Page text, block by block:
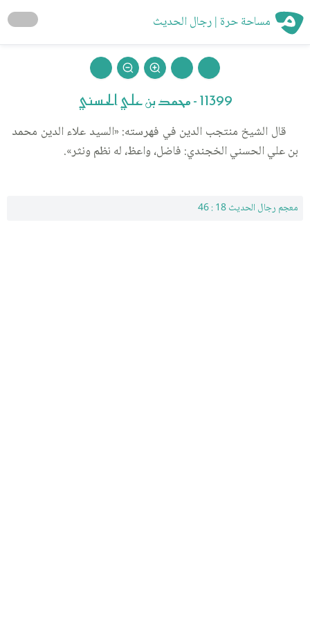
مساحة حرة | رجال الحديث
11399 - محمد بن علي الحسني
قال الشيخ منتجب الدين في فهرسته: «السيد علاء الدين محمد
بن علي الحسني الخجندي: فاضل، واعظ، له نظم ونثر».
معجم رجال الحديث 18 : 46